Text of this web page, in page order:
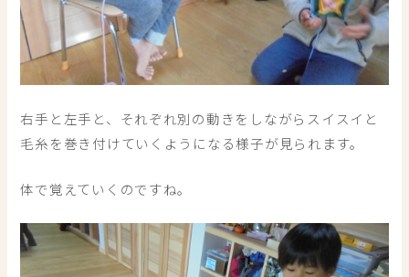
右手と左手と、それぞれ別の動きをしながらスイスイと
毛糸を巻き付けていくようになる様子が見られます。
体で覚えていくのですね。